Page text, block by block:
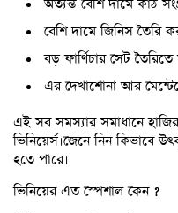
অত্যন্ত বেশি দামে কাঠ
বেশি দামে জিনিস তৈরি
বড় ফার্ণিচার সেট
এর দেখাশোনা আর
এই সব সমস্যার সমাধানে হাজির
ভিনিয়ের্স।জেনে নিন কিভাবে
হতে পারে।
ভিনিয়ের এত স্পেশাল কেন ?